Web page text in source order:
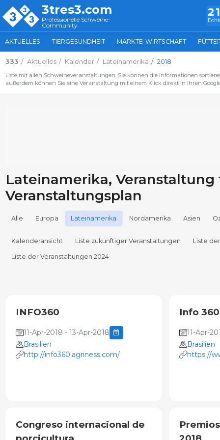
3tres3.com
Professionelle Schweine-
Community
AKTUELLES TIERGESUNDHEIT MÄRKTE-WIRTSCHAFT
333 Aktuelles Kalender Lateinamerika 2018
Liste mit allen Schweineveranstaltungen. Sie können die Informationen
außerdem können Sie eine Veranstaltung mit einem Klick direkt in Ihren
Lateinamerika, Veranstaltung
Veranstaltungsplan
Alle Europa Lateinamerika Nordamerika Asien
Kalenderansicht Liste zukünftiger Veranstaltungen Liste
Liste der Veranstaltungen 2024
INFO360
11-Apr-2018 - 13-Apr-2018
Brasilien
http://info360.agriness.com/
Info
11-Apr-
Brasilien
https://
Congreso internacional de